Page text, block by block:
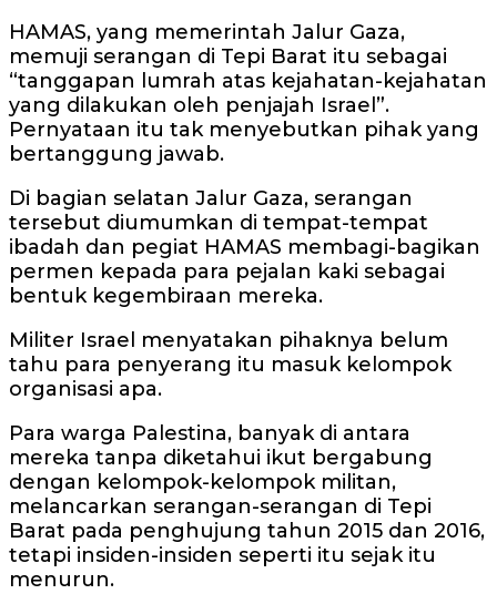
HAMAS, yang memerintah Jalur Gaza,
memuji serangan di Tepi Barat itu sebagai
“tanggapan lumrah atas kejahatan-kejahatan
yang dilakukan oleh penjajah Israel”.
Pernyataan itu tak menyebutkan pihak yang
bertanggung jawab.
Di bagian selatan Jalur Gaza, serangan
tersebut diumumkan di tempat-tempat
ibadah dan pegiat HAMAS membagi-bagikan
permen kepada para pejalan kaki sebagai
bentuk kegembiraan mereka.
Militer Israel menyatakan pihaknya belum
tahu para penyerang itu masuk kelompok
organisasi apa.
Para warga Palestina, banyak di antara
mereka tanpa diketahui ikut bergabung
dengan kelompok-kelompok militan,
melancarkan serangan-serangan di Tepi
Barat pada penghujung tahun 2015 dan 2016,
tetapi insiden-insiden seperti itu sejak itu
menurun.